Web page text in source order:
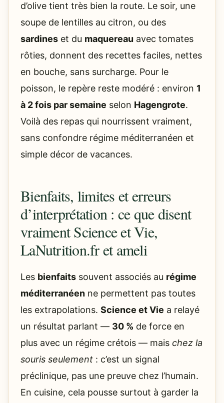
d’olive tient très bien la route. Le soir, une
soupe de lentilles au citron, ou des
sardines et du maquereau avec tomates
rôties, donnent des recettes faciles, nettes
en bouche, sans surcharge. Pour le
poisson, le repère reste modéré : environ 1
à 2 fois par semaine selon Hagengrote.
Voilà des repas qui nourrissent vraiment,
sans confondre régime méditerranéen et
simple décor de vacances.
Bienfaits, limites et erreurs
d’interprétation : ce que disent
vraiment Science et Vie,
LaNutrition.fr et ameli
Les bienfaits souvent associés au régime
méditerranéen ne permettent pas toutes
les extrapolations. Science et Vie a relayé
un résultat parlant — 30 % de force en
plus avec un régime crétois — mais chez la
souris seulement : c’est un signal
préclinique, pas une preuve chez l’humain.
En cuisine, cela pousse surtout à garder la